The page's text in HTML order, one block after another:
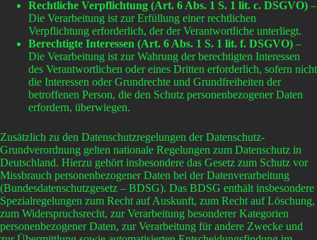
Rechtliche Verpflichtung (Art. 6 Abs. 1 S. 1 lit. c. DSGVO) –
Die Verarbeitung ist zur Erfüllung einer rechtlichen
Verpflichtung erforderlich, der der Verantwortliche unterliegt.
Berechtigte Interessen (Art. 6 Abs. 1 S. 1 lit. f. DSGVO) –
Die Verarbeitung ist zur Wahrung der berechtigten Interessen
des Verantwortlichen oder eines Dritten erforderlich, sofern nicht
die Interessen oder Grundrechte und Grundfreiheiten der
betroffenen Person, die den Schutz personenbezogener Daten
erfordern, überwiegen.
Zusätzlich zu den Datenschutzregelungen der Datenschutz-
Grundverordnung gelten nationale Regelungen zum Datenschutz in
Deutschland. Hierzu gehört insbesondere das Gesetz zum Schutz vor
Missbrauch personenbezogener Daten bei der Datenverarbeitung
(Bundesdatenschutzgesetz – BDSG). Das BDSG enthält insbesondere
Spezialregelungen zum Recht auf Auskunft, zum Recht auf Löschung,
zum Widerspruchsrecht, zur Verarbeitung besonderer Kategorien
personenbezogener Daten, zur Verarbeitung für andere Zwecke und